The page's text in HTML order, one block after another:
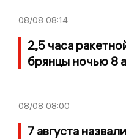
08/08 08:14
2,5 часа
брянцы ночью 8
08/08 08:00
7 августа